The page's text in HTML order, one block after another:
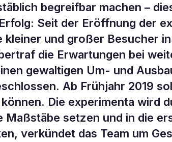
zapft
begreifbar machen –
Seit der Eröffnung der
und großer Besucher
die Erwartungen bei
gewaltigen Um- und
Ab Frühjahr 2019
Die experimenta wird
Maßstäbe setzen und in die
verkündet das Team um